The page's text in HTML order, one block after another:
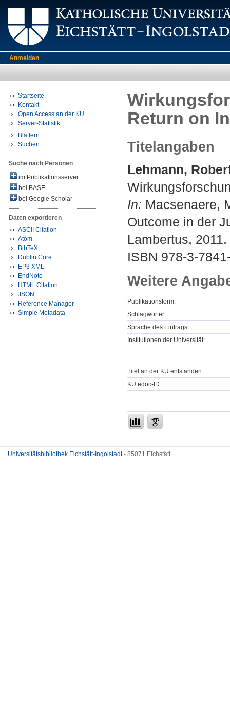
Anmelden
Startseite
Kontakt
Open Access an der KU
Server-Statistik
Blättern
Suchen
Suche nach Personen
im Publikationsserver
bei BASE
bei Google Scholar
Daten exportieren
ASCII Citation
Atom
BibTeX
Dublin Core
EP3 XML
EndNote
HTML Citation
JSON
Reference Manager
Simple Metadata
Return on
Titelangaben
Lehmann,
In: Macsenaere,
Outcome in der
Lambertus,
ISBN 978-3-
Weitere
Publikationsform:
Schlagwörter:
Sprache des Eintrags:
Institutionen der Universität:
Titel an der KU entstanden:
KU.edoc-ID:
Universitätsbibliothek Eichstätt-Ingolstadt- 85071 Eichstätt